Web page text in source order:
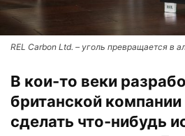
REL Carbon Ltd. – уголь превращается в
В кои-то веки
британской компании
сделать что-нибудь